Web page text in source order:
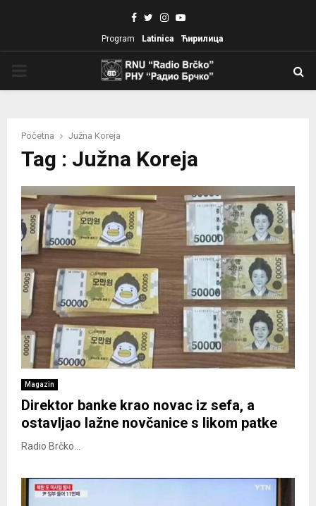
Facebook
TwitterInstagram
Youtube
Program Latinica Ћирилица
Početna Južna Koreja
Tag : Južna Koreja
Magazin
Direktor banke krao novac iz sefa, a
ostavljao lažne novčanice s likom patke
Radio Brčko...